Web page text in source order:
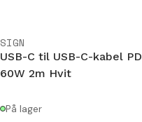
SIGN
USB-C til USB-C-kabel PD
60W 2m Hvit
På lager